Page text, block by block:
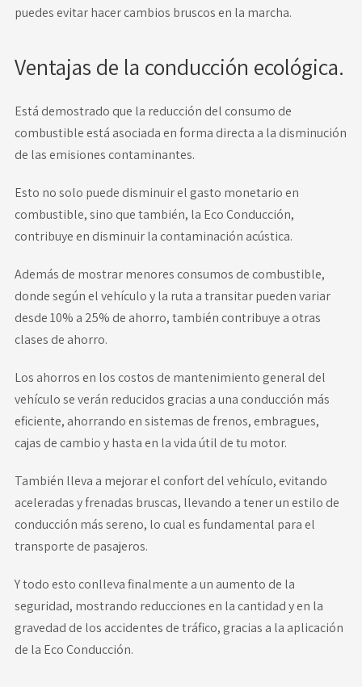
puedes evitar hacer cambios bruscos en la marcha.
Ventajas de la conducción ecológica.
Está demostrado que la reducción del consumo de
combustible está asociada en forma directa a la disminución
de las emisiones contaminantes.
Esto no solo puede disminuir el gasto monetario en
combustible, sino que también, la Eco Conducción,
contribuye en disminuir la contaminación acústica.
Además de mostrar menores consumos de combustible,
donde según el vehículo y la ruta a transitar pueden variar
desde 10% a 25% de ahorro, también contribuye a otras
clases de ahorro.
Los ahorros en los costos de mantenimiento general del
vehículo se verán reducidos gracias a una conducción más
eficiente, ahorrando en sistemas de frenos, embragues,
cajas de cambio y hasta en la vida útil de tu motor.
También lleva a mejorar el confort del vehículo, evitando
aceleradas y frenadas bruscas, llevando a tener un estilo de
conducción más sereno, lo cual es fundamental para el
transporte de pasajeros.
Y todo esto conlleva finalmente a un aumento de la
seguridad, mostrando reducciones en la cantidad y en la
gravedad de los accidentes de tráfico, gracias a la aplicación
de la Eco Conducción.